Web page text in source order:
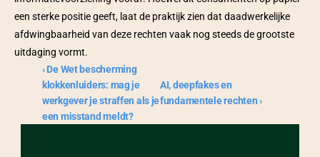
een sterke positie geeft, laat de praktijk zien dat daadwerkelijke
afdwingbaarheid van deze rechten vaak nog steeds de grootste
uitdaging vormt.
‹ De Wet bescherming
klokkenluiders: mag je
werkgever je straffen als je
een misstand meldt?
AI, deepfakes en
fundamentele rechten ›